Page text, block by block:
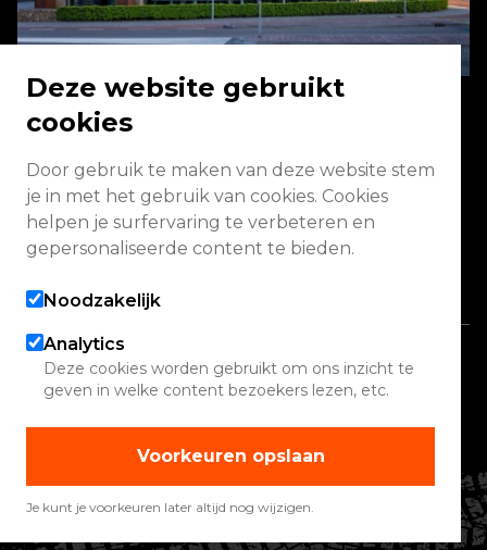
Energieweg 2 3771 NA Barneveld
Vandaag geopend van 09:00 - 13:00
(werkplaats gesloten)
Copyright 2026 Quadwinkel
Cookie instellingen
Contact
Werelden
Deze website gebruikt
cookies
Door gebruik te maken van deze website stem
je in met het gebruik van cookies. Cookies
helpen je surfervaring te verbeteren en
gepersonaliseerde content te bieden.
Noodzakelijk
Analytics
Deze cookies worden gebruikt om ons inzicht te
geven in welke content bezoekers lezen, etc.
Voorkeuren opslaan
Je kunt je voorkeuren later altijd nog wijzigen.